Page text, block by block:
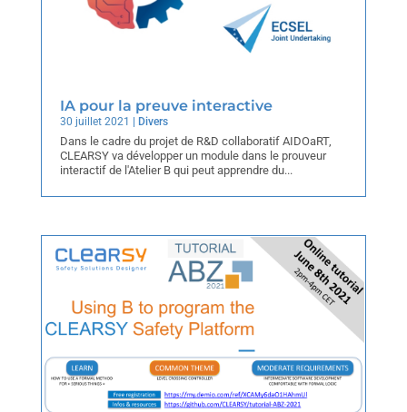
IA pour la preuve interactive
30 juillet 2021 Divers
Dans le cadre du projet de R&D collaboratif AIDOaRT,
CLEARSY va développer un module dans le prouveur
interactif de l'Atelier B qui peut apprendre du...